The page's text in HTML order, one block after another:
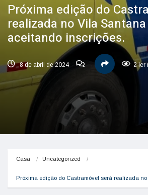
Próxima edição do
realizada no Vila
aceitando inscrições.
8 de abril de 2024 2 ler
Casa Uncategorized
Próxima edição do Castramóvel será realizada